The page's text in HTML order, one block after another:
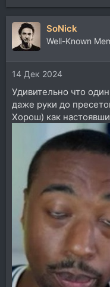
е
а
и
и
:
SoNick
Well-Known
14 Дек 2024
Удивительно что
даже руки до
Хорош) как